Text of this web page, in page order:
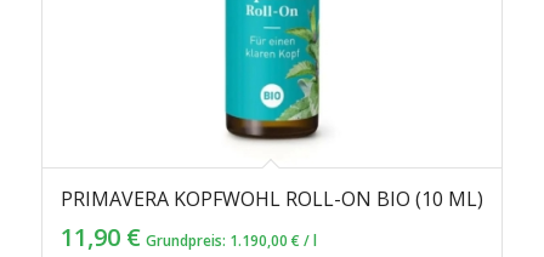
PRIMAVERA KOPFWOHL ROLL-ON BIO (10 ML)
11,90 € Grundpreis: 1.190,00 € /l